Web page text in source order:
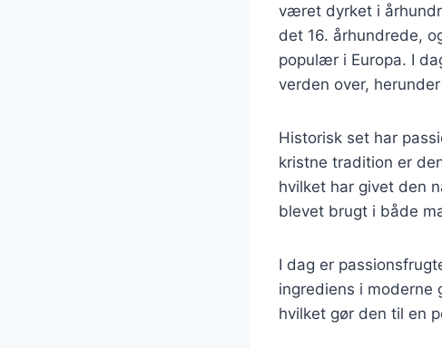
været dyrket i
det 16. århundrede,
populær i Europa. I
verden over,
Historisk set har
kristne tradition er
hvilket har givet den
blevet brugt i både
I dag er
ingrediens i moderne
hvilket gør den til en